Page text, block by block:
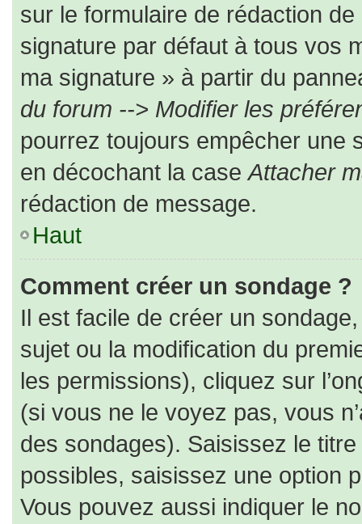
sur le formulaire de rédaction
signature par défaut à tous vos
ma signature » à partir du
du forum --> Modifier les
pourrez toujours empêcher une
en décochant la caseAttacher
rédaction de message.
Haut
Comment créer un sondage ?
Il est facile de créer un
sujet ou la modification du
les permissions), cliquez sur
(si vous ne le voyez pas, vous
des sondages). Saisissez le
possibles, saisissez une option
Vous pouvez aussi indiquer le